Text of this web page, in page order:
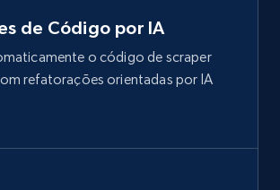
de Código por IA
o código de scraper
refatorações orientadas por IA